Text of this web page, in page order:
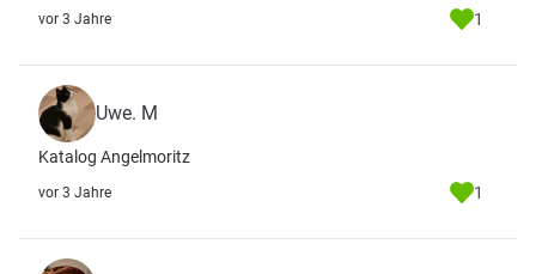
vor 3 Jahre 1
Uwe. M
Katalog Angelmoritz
vor 3 Jahre 1